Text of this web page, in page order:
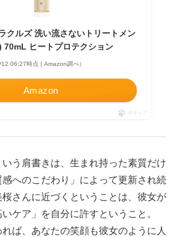
クルズ 洗い流さないトリートメン
70mL ヒートプロテクション
12 06:27時点 | Amazon調べ）
Amazon
ポチップ
いう肩書きは、生まれ持った素質だけ
へのこだわり」によって更新され続
さんに近づくということは、彼女が
ケア」を自分に許すということ。
ば、あなたの笑顔も彼女のように人